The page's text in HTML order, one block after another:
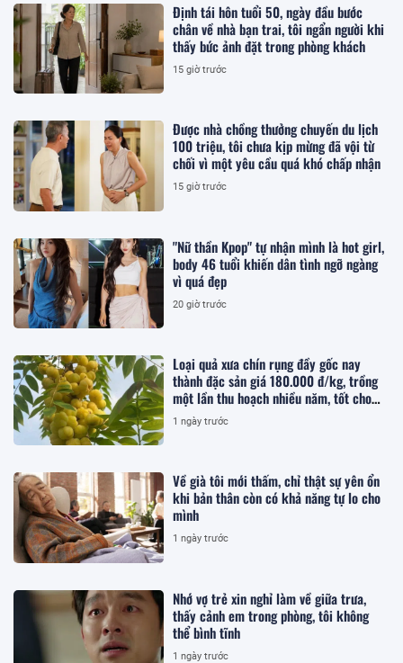
Định tái hôn tuổi 50, ngày đầu bước
chân về nhà bạn trai, tôi ngẩn người khi
thấy bức ảnh đặt trong phòng khách
15 giờ trước
Được nhà chồng thưởng chuyến du lịch
100 triệu, tôi chưa kịp mừng đã vội từ
chối vì một yêu cầu quá khó chấp nhận
15 giờ trước
"Nữ thần Kpop" tự nhận mình là hot girl,
body 46 tuổi khiến dân tình ngỡ ngàng
vì quá đẹp
20 giờ trước
Loại quả xưa chín rụng đầy gốc nay
thành đặc sản giá 180.000 đ/kg, trồng
một lần thu hoạch nhiều năm, tốt cho
sức khỏe
1 ngày trước
Về già tôi mới thấm, chỉ thật sự yên ổn
khi bản thân còn có khả năng tự lo cho
mình
1 ngày trước
Nhớ vợ trẻ xin nghỉ làm về giữa trưa,
thấy cảnh em trong phòng, tôi không
thể bình tĩnh
1 ngày trước